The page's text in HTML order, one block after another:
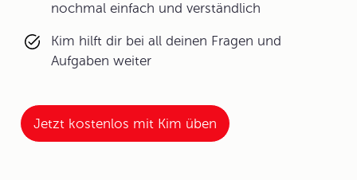
nochmal einfach und verständlich
Kim hilft dir bei all deinen Fragen und
Aufgaben weiter
Jetzt kostenlos mit Kim üben